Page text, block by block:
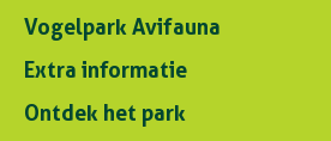
Vogelpark Avifauna
Contact ons
0172 - 256 256
contact@avifauna.nl
Extra informatie
Parkregelement
Ontdek het park